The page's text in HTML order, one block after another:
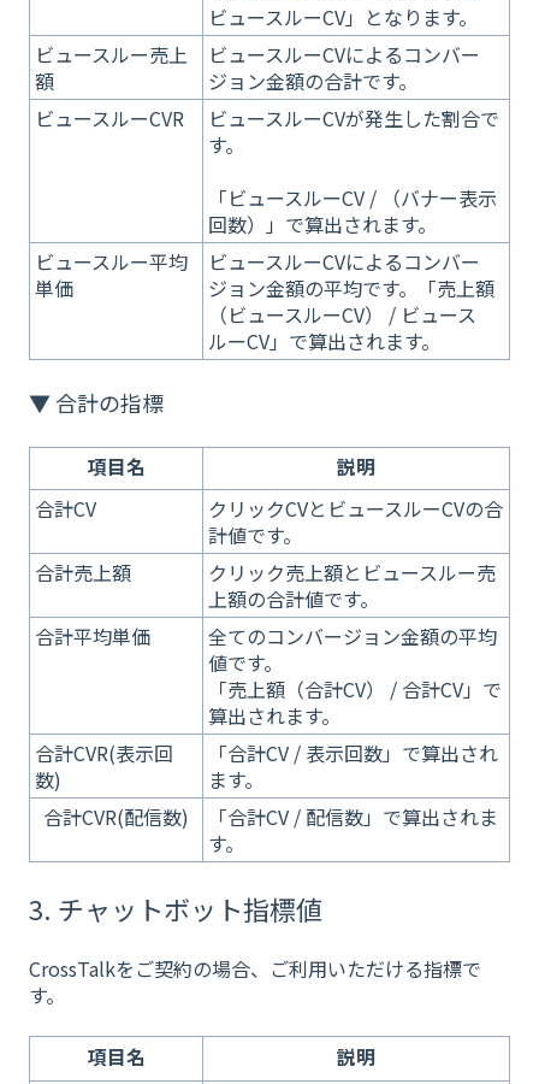
ビュースルーCV」となります。
ビュースルー売上
額
ビュースルーCVによるコンバー
ジョン金額の合計です。
ビュースルーCVR
ビュースルーCVが発生した割合で
す。
「ビュースルーCV / （バナー表示
回数）」で算出されます。
ビュースルー平均
単価
ビュースルーCVによるコンバー
ジョン金額の平均です。「売上額
（ビュースルーCV） / ビュース
ルーCV」で算出されます。
▼ 合計の指標
項目名
説明
合計CV
クリックCVとビュースルーCVの合
計値です。
合計売上額
クリック売上額とビュースルー売
上額の合計値です。
合計平均単価
全てのコンバージョン金額の平均
値です。
「売上額（合計CV） / 合計CV」で
算出されます。
合計CVR(表示回
数)
「合計CV / 表示回数」で算出され
ます。
合計CVR(配信数)
「合計CV / 配信数」で算出されま
す。
3. チャットボット指標値
CrossTalkをご契約の場合、ご利用いただける指標で
す。
項目名
説明